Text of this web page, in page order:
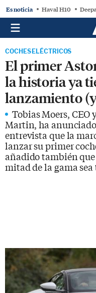
Es noticia Haval H10
COCHES ELÉCTRICOS
El primer
la historia ya
lanzamiento
Tobias Moers,
Martin, ha
entrevista que la
lanzar su primer
añadido también que
mitad de la gama